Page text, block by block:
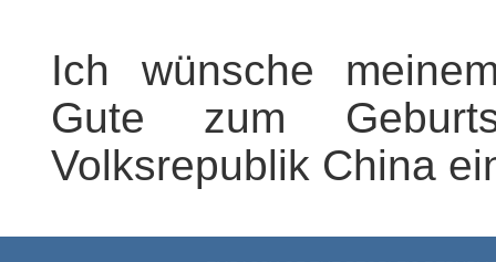
Ich wünsche
Gute zum
Volksrepublik China